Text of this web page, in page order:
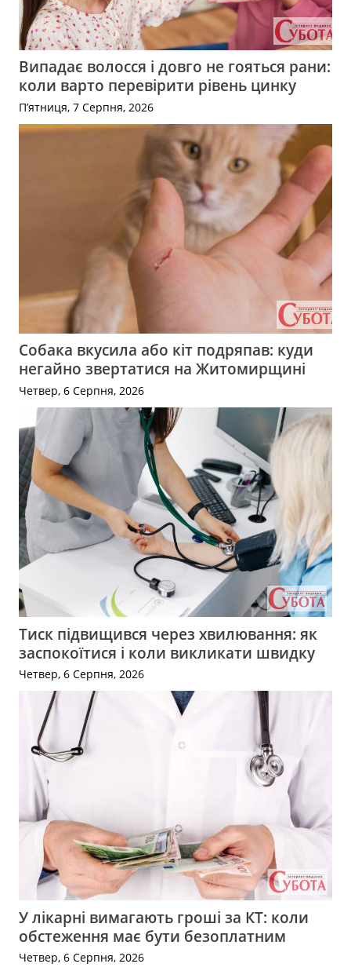
Випадає волосся і довго не гояться рани:
коли варто перевірити рівень цинку
П’ятниця, 7 Серпня, 2026
Собака вкусила або кіт подряпав: куди
негайно звертатися на Житомирщині
Четвер, 6 Серпня, 2026
Тиск підвищився через хвилювання: як
заспокоїтися і коли викликати швидку
Четвер, 6 Серпня, 2026
У лікарні вимагають гроші за КТ: коли
обстеження має бути безоплатним
Четвер, 6 Серпня, 2026